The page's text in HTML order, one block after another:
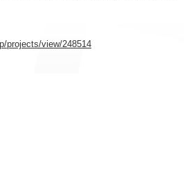
projects/view/248514